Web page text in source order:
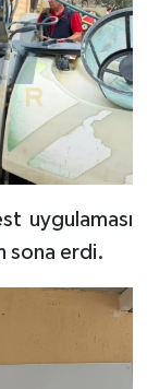
uygulaması
sona erdi.